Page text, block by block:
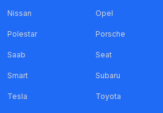
Nissan Opel
Polestar Porsche
Saab Seat
Smart Subaru
Tesla Toyota